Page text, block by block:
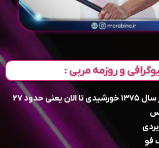
و روزمه مربی :
سابقه تدریس از سال ۱۳۷۵ خورشیدی تا الان یعنی حدود ۲۷
فو